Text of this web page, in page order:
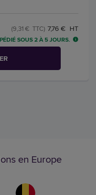
7,76 € HT
(9,31 € TTC)
SOUS 2 À 5 JOURS.
en Europe